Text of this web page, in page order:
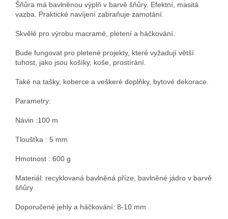
Šňůra má bavlněnou výplň v barvě šňůry. Efektní, masitá
vazba. Praktické navíjení zabraňuje zamotání.
Skvělé pro výrobu macramé, pletení a háčkování.
Bude fungovat pro pletené projekty, které vyžadují větší
tuhost, jako jsou košíky, koše, prostírání.
Také na tašky, koberce a veškeré doplňky, bytové dekorace.
Parametry:
Návin :100 m
Tloušťka : 5 mm
Hmotnost : 600 g
Materiál: recyklovaná bavlněná příze, bavlněné jádro v barvě
šňůry
Doporučené jehly a háčkování: 8-10 mm